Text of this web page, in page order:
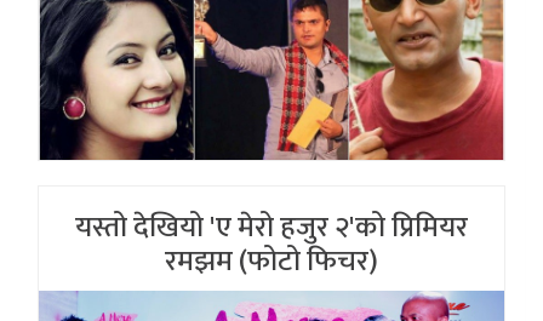
यस्तो देखियो 'ए मेरो हजुर २'को प्रिमियर
रमझम (फोटो फिचर)